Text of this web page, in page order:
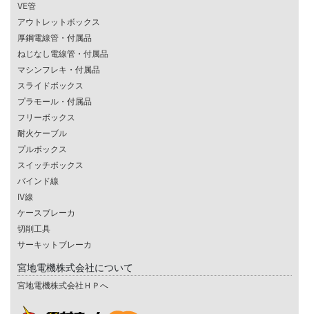
VE管
アウトレットボックス
厚鋼電線管・付属品
ねじなし電線管・付属品
マシンフレキ・付属品
スライドボックス
プラモール・付属品
フリーボックス
耐火ケーブル
プルボックス
スイッチボックス
バインド線
IV線
ケースブレーカ
切削工具
サーキットブレーカ
宮地電機株式会社について
宮地電機株式会社ＨＰへ